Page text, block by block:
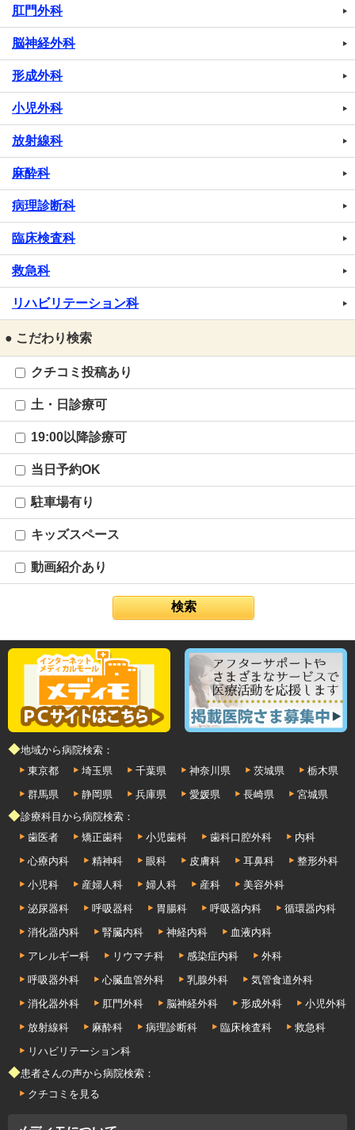
肛門外科
脳神経外科
形成外科
小児外科
放射線科
麻酔科
病理診断科
臨床検査科
救急科
リハビリテーション科
● こだわり検索
クチコミ投稿あり
土・日診療可
19:00以降診療可
当日予約OK
駐車場有り
キッズスペース
動画紹介あり
◆地域から病院検索：
東京都
埼玉県 千葉県 神奈川県 茨城県
栃木県
群馬県
静岡県 兵庫県 愛媛県 長崎県
宮城県
◆診療科目から病院検索：
歯医者
矯正歯科 小児歯科 歯科口腔外科
内科
心療内科
精神科 眼科 皮膚科 耳鼻科
整形外科
小児科
産婦人科 婦人科 産科
美容外科
泌尿器科
呼吸器科 胃腸科 呼吸器内科
循環器内科
消化器内科
腎臓内科 神経内科
血液内科
アレルギー科
リウマチ科 感染症内科
外科
呼吸器外科
心臓血管外科 乳腺外科
気管食道外科
消化器外科
肛門外科 脳神経外科 形成外科
小児外科
放射線科
麻酔科 病理診断科 臨床検査科
救急科
リハビリテーション科
◆患者さんの声から病院検索：
クチコミを見る